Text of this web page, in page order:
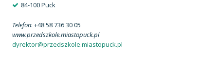
84-100 Puck
Telefon: +48 58 736 30 05
www.przedszkole.miastopuck.pl
dyrektor@przedszkole.miastopuck.pl